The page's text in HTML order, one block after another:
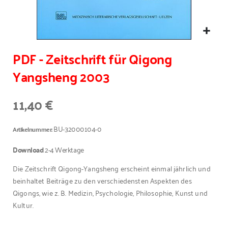
PDF - Zeitschrift für Qigong
Yangsheng 2003
11,40 €
Artikelnummer BU-32000104-0
Download2-4 Werktage
Die Zeitschrift Qigong-Yangsheng erscheint einmal jährlich und
beinhaltet Beiträge zu den verschiedensten Aspekten des
Qigongs, wie z. B. Medizin, Psychologie, Philosophie, Kunst und
Kultur.